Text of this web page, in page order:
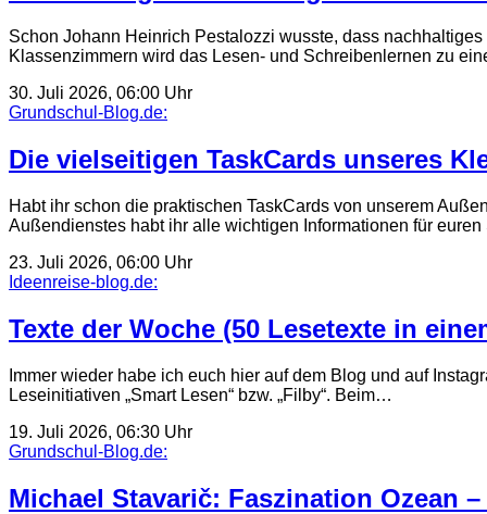
Schon Johann Heinrich Pestalozzi wusste, dass
Klassenzimmern wird das Lesen- und Schreibenlernen zu
30. Juli 2026, 06:00 Uhr
Grundschul-Blog.de:
Die vielseitigen TaskCards unseres
Habt ihr schon die praktischen TaskCards von unserem
Außendienstes habt ihr alle wichtigen Informationen für
23. Juli 2026, 06:00 Uhr
Ideenreise-blog.de:
Texte der Woche (50 Lesetexte in
Immer wieder habe ich euch hier auf dem Blog und auf
Leseinitiativen „Smart Lesen“ bzw. „Filby“. Beim…
19. Juli 2026, 06:30 Uhr
Grundschul-Blog.de:
Michael Stavarič: Faszination Ozean